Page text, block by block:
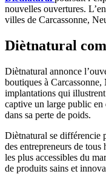
nouvelles ouvertures.
villes de Carcassonne,
Diètnatural
Diètnatural annonce
boutiques à
implantations qui
captive un large public en
dans sa perte de poids.
Diètnatural se différencie
des entrepreneurs de
les plus accessibles du
de produits sains et